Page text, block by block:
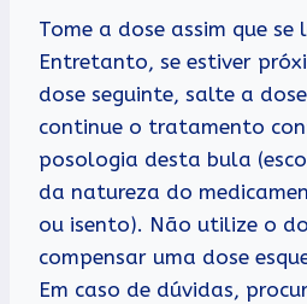
Tome a dose assim que se
Entretanto, se estiver
dose seguinte, salte a
continue o tratamento
posologia desta bula
da natureza do
ou isento). Não utilize o
compensar uma dose
Em caso de dúvidas,